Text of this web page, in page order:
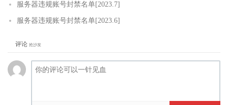
服务器违规账号封禁名单[2023.7]
服务器违规账号封禁名单[2023.6]
评论 抢沙发